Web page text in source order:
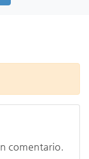
comentario.